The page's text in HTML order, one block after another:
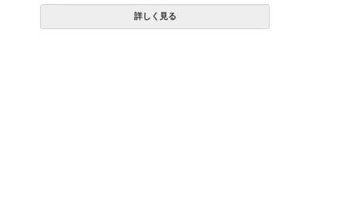
4隅ゴムバンド 3cm強化ゴム
詳しく見る